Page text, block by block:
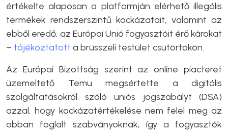
értékelte alaposan a platformján elérhető illegális
termékek rendszerszintű kockázatait, valamint az
ebből eredő, az Európai Unió fogyasztóit érő károkat
– tájékoztatott a brüsszeli testület csütörtökön.
Az Európai Bizottság szerint az online piacteret
üzemeltető Temu megsértette a digitális
szolgáltatásokról szóló uniós jogszabályt (DSA)
azzal, hogy kockázatértékelése nem felel meg az
abban foglalt szabványoknak, így a fogyasztók